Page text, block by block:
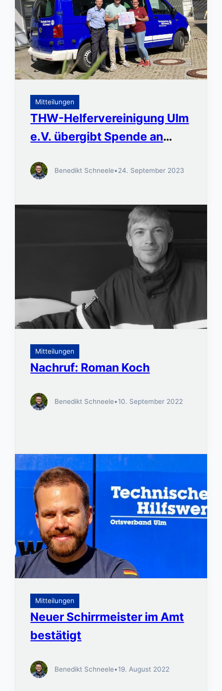
Mitteilungen
THW-Helfervereinigung Ulm
e.V. übergibt Spende an
Benedikt Schneele•24. September 2023
Mitteilungen
Nachruf: Roman Koch
Benedikt Schneele•10. September 2022
Mitteilungen
Neuer Schirrmeister im Amt
bestätigt
Benedikt Schneele•19. August 2022